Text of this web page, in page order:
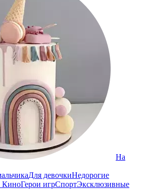
На
Для девочкиНедорогие
КиноГерои игрСпортЭксклюзивные